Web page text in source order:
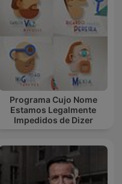
Programa Cujo Nome
Estamos Legalmente
Impedidos de Dizer